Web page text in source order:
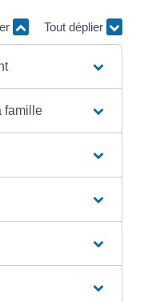
Tout déplier
famille